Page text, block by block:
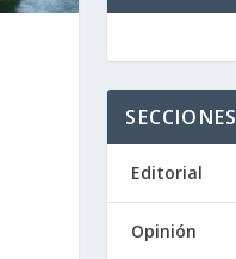
SECCIONES
Editorial
Opinión